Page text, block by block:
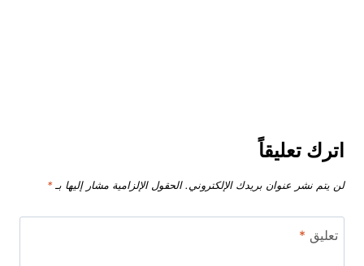
اترك تعليقاً
لن يتم نشر عنوان بريدك الإلكتروني. الحقول الإلزامية مشار إليها بـ*
تعليق *